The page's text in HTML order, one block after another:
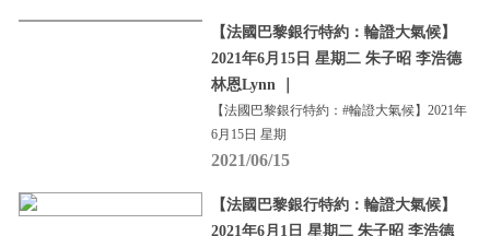
【法國巴黎銀行特約：輪證大氣候】
2021年6月15日 星期二 朱子昭 李浩德
林恩Lynn ｜
【法國巴黎銀行特約：#輪證大氣候】2021年
6月15日 星期
2021/06/15
【法國巴黎銀行特約：輪證大氣候】
2021年6月1日 星期二 朱子昭 李浩德